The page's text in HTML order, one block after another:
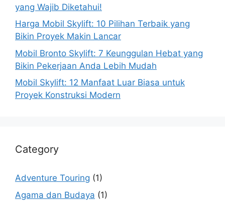
yang Wajib Diketahui!
Harga Mobil Skylift: 10 Pilihan Terbaik yang
Bikin Proyek Makin Lancar
Mobil Bronto Skylift: 7 Keunggulan Hebat yang
Bikin Pekerjaan Anda Lebih Mudah
Mobil Skylift: 12 Manfaat Luar Biasa untuk
Proyek Konstruksi Modern
Category
Adventure Touring (1)
Agama dan Budaya (1)